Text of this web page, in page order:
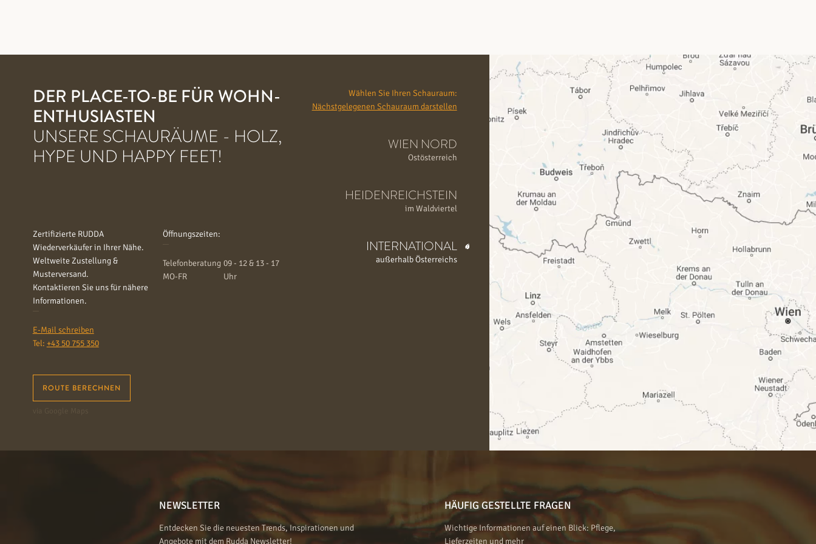
DER PLACE-TO-BE FÜR WOHN-
ENTHUSIASTEN
UNSERE SCHAURÄUME - HOLZ,
HYPE UND HAPPY FEET!
Zertifizierte RUDDA
Wiederverkäufer in Ihrer Nähe.
Weltweite Zustellung &
Musterversand.
Kontaktieren Sie uns für nähere
Informationen.
E-Mail schreiben
Tel: +43 50 755 350
ROUTE BERECHNEN
Öffnungszeiten:
Telefonberatung
MO-FR
09 - 12 & 13 - 17
Uhr
Wählen Sie Ihren Schauraum:
Nächstgelegenen Schauraum darstellen
WIEN NORD
Ostösterreich
HEIDENREICHSTEIN
im Waldviertel
INTERNATIONAL
außerhalb Österreichs
NEWSLETTER
Entdecken Sie die neuesten Trends, Inspirationen und
Angebote mit dem Rudda Newsletter!
HÄUFIG GESTELLTE FRAGEN
Wichtige Informationen auf einen Blick: Pflege,
Lieferzeiten und mehr